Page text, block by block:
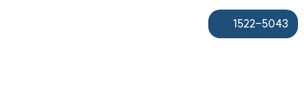
1522-5043